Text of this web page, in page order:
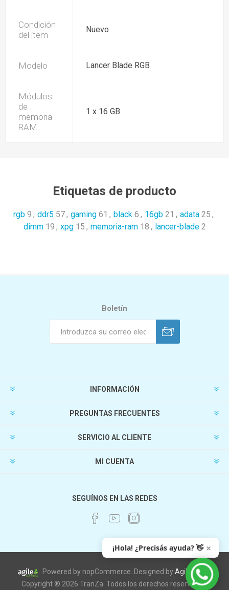
Condición
del ítem
Nuevo
Modelo Lancer Blade RGB
Módulos
de
memoria
RAM
1 x 16 GB
Etiquetas de producto
rgb 9 , ddr5 57, gaming 61 , black 6 , 16gb 21 , adata 25 ,
dimm 19 , xpg 15 , memoria-ram 18 , lancer-blade 2
Boletín
INFORMACIÓN
PREGUNTAS FRECUENTES
SERVICIO AL CLIENTE
MI CUENTA
SEGUÍNOS EN LAS REDES
Powered by nopCommerce. Designed byAgileWorks
Copyright ® 2026 TranZa. Todos los derechos reservados.
¡Hola! ¿Precisás ayuda? 👋 ×